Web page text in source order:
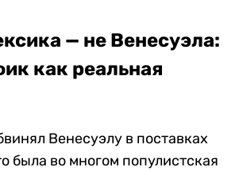
— не Венесуэла:
как реальная
Венесуэлу в поставках
была во многом популистская